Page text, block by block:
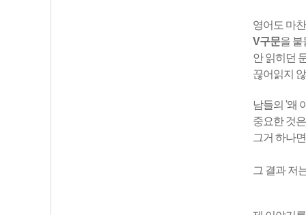
영어도 마
V구문을 붙
안 읽히던
끊어읽지
남들의 '왜
중요한 것
그거 하나
그 결과 저